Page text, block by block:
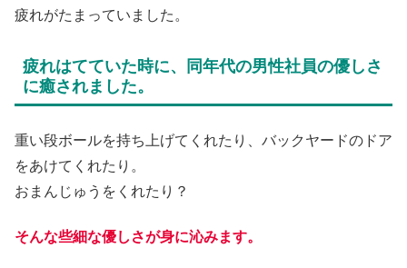
疲れがたまっていました。
疲れはてていた時に、同年代の男性社員の優しさ
に癒されました。
重い段ボールを持ち上げてくれたり、バックヤードのドア
をあけてくれたり。
おまんじゅうをくれたり？
そんな些細な優しさが身に沁みます。